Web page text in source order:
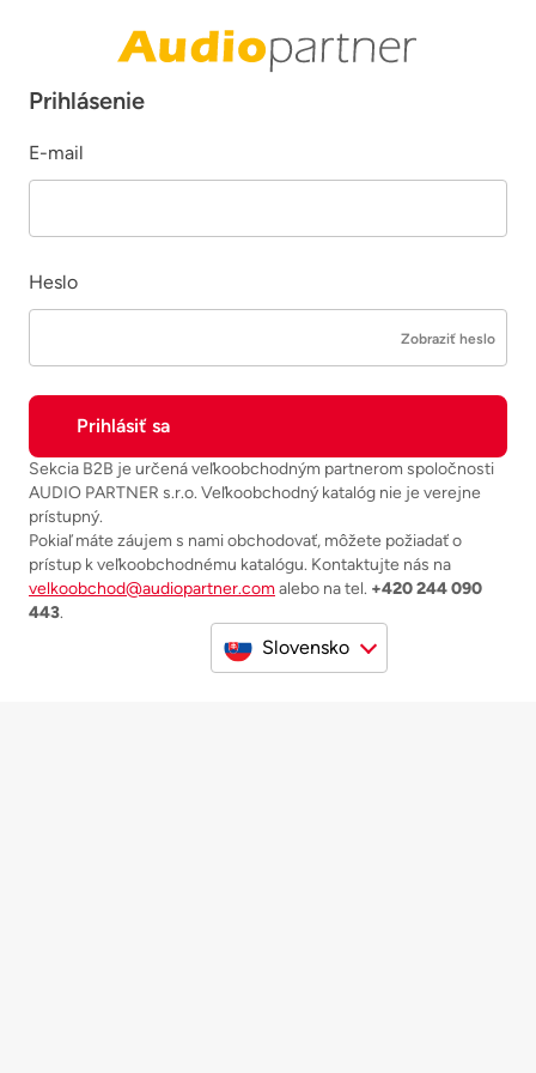
Prihlásenie
E-mail
Heslo
Zobraziť heslo
Sekcia B2B je určená veľkoobchodným partnerom spoločnosti
AUDIO PARTNER s.r.o. Veľkoobchodný katalóg nie je verejne
prístupný.
Pokiaľ máte záujem s nami obchodovať, môžete požiadať o
prístup k veľkoobchodnému katalógu. Kontaktujte nás na
velkoobchod@audiopartner.comalebo na tel. +420 244 090
443.
Slovensko